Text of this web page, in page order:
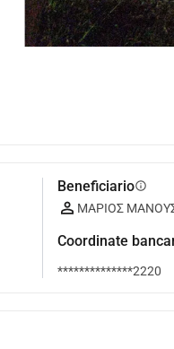
Beneficiarioinfo
ΜΑΡΙΟΣ
Coordinate
**************2220